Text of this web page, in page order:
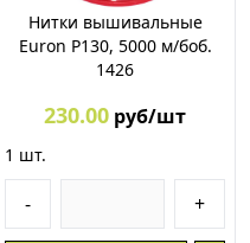
Нитки вышивальные
Euron P130, 5000 м/боб.
1426
230.00 руб/шт
1 шт.
- +